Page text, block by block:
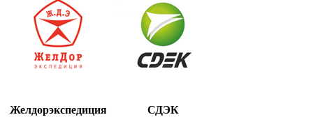
Желдорэкспедиция СДЭК